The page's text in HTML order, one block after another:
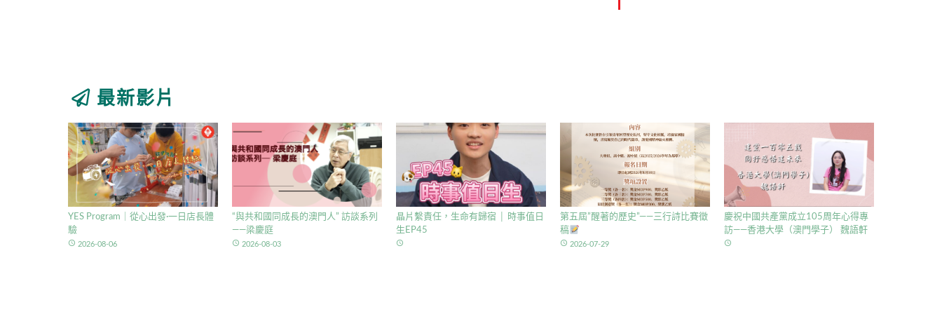
最新影片
YES Program｜從心出發·一日店長體
驗
access_time 2026-08-06
“與共和國同成長的澳門人” 訪談系列
——梁慶庭
access_time 2026-08-03
晶片繫責任，生命有歸宿 │ 時事值日
生EP45
access_time
第五屆”醒著的歷史”——三行詩比賽徵
稿
access_time 2026-07-29
慶祝中國共產黨成立105周年心得專
訪——香港大學（澳門學子） 魏語軒
access_time